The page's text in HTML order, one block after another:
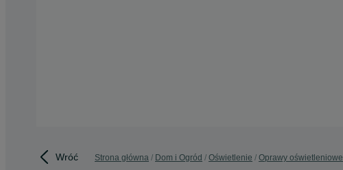
Wróć Strona główna Dom i Ogród Oświetlenie Oprawy oświetleniowe